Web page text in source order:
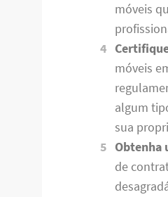
móveis
móveis
algum
sua
Obtenha
de